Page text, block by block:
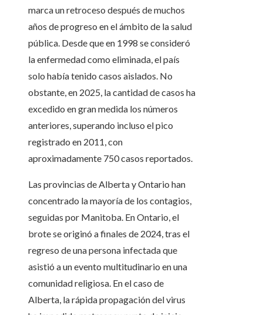
marca un retroceso después de muchos
años de progreso en el ámbito de la salud
pública. Desde que en 1998 se consideró
la enfermedad como eliminada, el país
solo había tenido casos aislados. No
obstante, en 2025, la cantidad de casos ha
excedido en gran medida los números
anteriores, superando incluso el pico
registrado en 2011, con
aproximadamente 750 casos reportados.
Las provincias de Alberta y Ontario han
concentrado la mayoría de los contagios,
seguidas por Manitoba. En Ontario, el
brote se originó a finales de 2024, tras el
regreso de una persona infectada que
asistió a un evento multitudinario en una
comunidad religiosa. En el caso de
Alberta, la rápida propagación del virus